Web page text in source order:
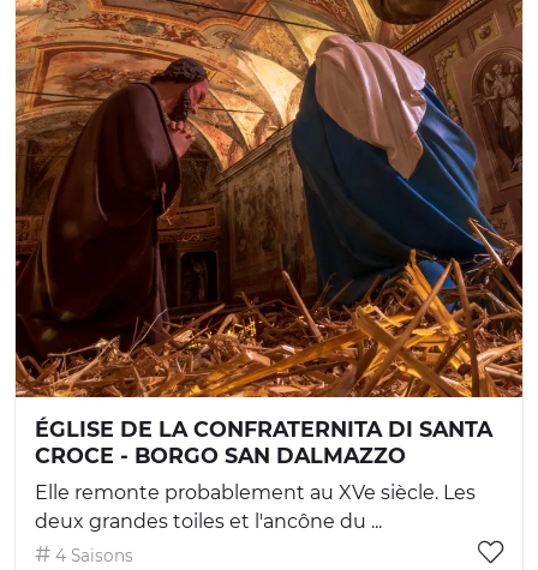
ÉGLISE DE LA CONFRATERNITA DI SANTA
CROCE - BORGO SAN DALMAZZO
Elle remonte probablement au XVe siècle. Les
deux grandes toiles et l'ancône du ...
4 Saisons